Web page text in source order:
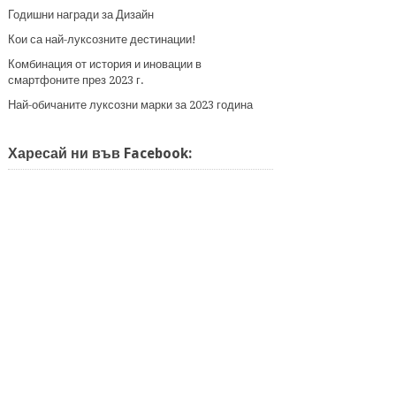
Годишни награди за Дизайн
Кои са най-луксозните дестинации!
Комбинация от история и иновации в
смартфоните през 2023 г.
Най-обичаните луксозни марки за 2023 година
Харесай ни във Facebook: